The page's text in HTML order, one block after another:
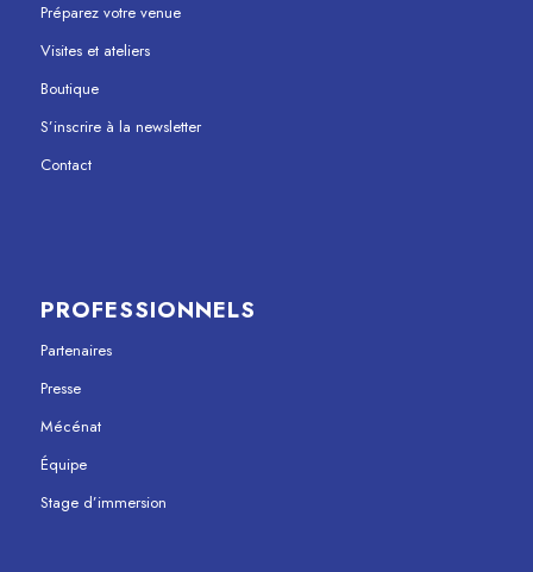
Préparez votre venue
Visites et ateliers
Boutique
S’inscrire à la newsletter
Contact
PROFESSIONNELS
Partenaires
Presse
Mécénat
Équipe
Stage d’immersion